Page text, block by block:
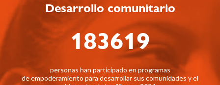
Desarrollo comunitario
183619
personas han participado en programas
de empoderamiento para desarrollar sus comunidades y el